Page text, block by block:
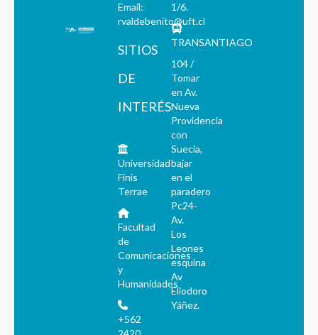
Email:
rvaldebenito@uft.cl
SITIOS
DE
INTERÉS
Universidad
Finis
Terrae
Facultad
de
Comunicaciones
y
Humanidades
+562
1/6.
TRANSANTIAGO
104 /
Tomar
en Av.
Nueva
Providencia
con
Suecia,
bajar
en el
paradero
Pc24-
Av.
Los
Leones
esquina
Av
Eliodoro
Yáñez.